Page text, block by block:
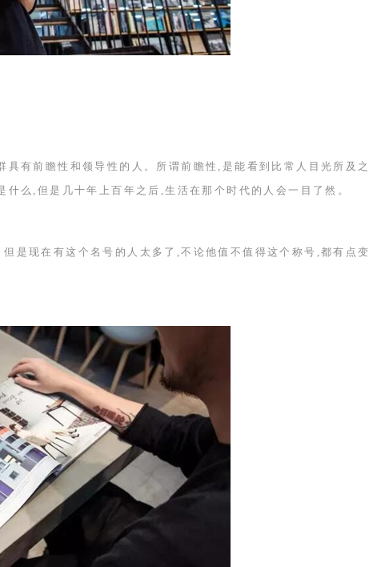
有前瞻性和领导性的人。所谓前瞻性,是能看到比常人目光所及之
么,但是几十年上百年之后,生活在那个时代的人会一目了然。
是现在有这个名号的人太多了,不论他值不值得这个称号,都有点变